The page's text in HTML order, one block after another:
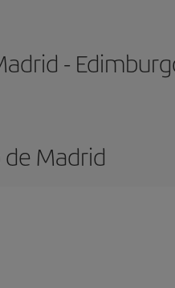
-
Madrid